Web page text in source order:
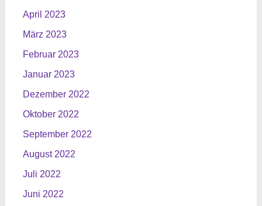
April 2023
März 2023
Februar 2023
Januar 2023
Dezember 2022
Oktober 2022
September 2022
August 2022
Juli 2022
Juni 2022